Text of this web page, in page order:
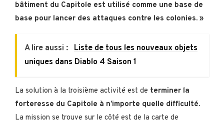
bâtiment du Capitole est utilisé comme une base de
base pour lancer des attaques contre les colonies. »
A lire aussi : Liste de tous les nouveaux objets
uniques dans Diablo 4 Saison 1
La solution à la troisième activité est de terminer la
forteresse du Capitole à n’importe quelle difficulté.
La mission se trouve sur le côté est de la carte de